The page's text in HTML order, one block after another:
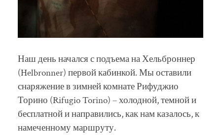
Наш день начался с подъема на Хельброннер
(Helbronner) первой кабинкой. Мы оставили
снаряжение в зимней комнате Рифуджио
Торино (Rifugio Torino) – холодной, темной и
бесплатной и направились, как нам казалось, к
намеченному маршруту.